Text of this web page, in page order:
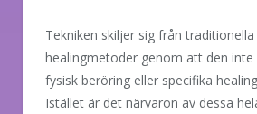
Tekniken skiljer sig från traditionella
healingmetoder genom att den inte
fysisk beröring eller specifika
Istället är det närvaron av dessa